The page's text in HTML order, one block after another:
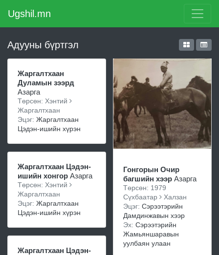
Ugshil.mn
Адууны бүртгэл
Жаргалтхаан
Дуламын зээрд
Азарга
Төрсөн: Хэнтий
Жаргалтхаан
Эцэг: Жаргалтхаан
Цэдэн-ишийн хүрэн
Жаргалтхаан Цэдэн-
ишийн хонгор Азарга
Төрсөн: Хэнтий
Жаргалтхаан
Эцэг: Жаргалтхаан
Цэдэн-ишийн хүрэн
Жаргалтхаан Цэдэн-
Гонгорын Очир
багшийн хээр Азарга
Төрсөн: 1979
Сүхбаатар
Халзан
Эцэг: Сэрээтэрийн
Дамдинжавын хээр
Эх: Сэрээтэрийн
Жамьяншаравын
уулбаян улаан